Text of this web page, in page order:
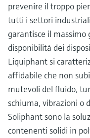
prevenire il troppo
tutti i settori
garantisce il massimo
disponibilità dei
Liquiphant si
affidabile che non
mutevoli del fluido,
schiuma, vibrazioni o
Soliphant sono la
contenenti solidi in